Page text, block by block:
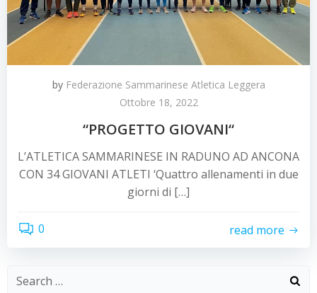
by Federazione Sammarinese Atletica Leggera
Ottobre 18, 2022
“PROGETTO GIOVANI“
L’ATLETICA SAMMARINESE IN RADUNO AD ANCONA
CON 34 GIOVANI ATLETI ‘Quattro allenamenti in due
giorni di […]
0 read more
Search